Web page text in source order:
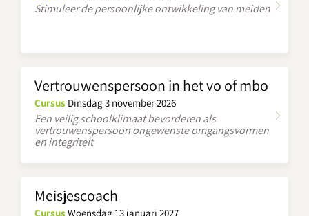
Stimuleer de persoonlijke ontwikkeling van meiden
Vertrouwenspersoon in het vo of mbo
Cursus Dinsdag 3 november 2026
Een veilig schoolklimaat bevorderen als
vertrouwenspersoon ongewenste omgangsvormen
en integriteit
Meisjescoach
CursusWoensdag 13 januari 2027